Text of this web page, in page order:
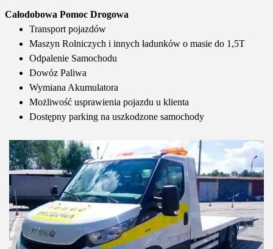
Całodobowa Pomoc Drogowa
Transport pojazdów
Maszyn Rolniczych i innych ładunków o masie do 1,5T
Odpalenie Samochodu
Dowóz Paliwa
Wymiana Akumulatora
Możliwość usprawienia pojazdu u klienta
Dostępny parking na uszkodzone samochody